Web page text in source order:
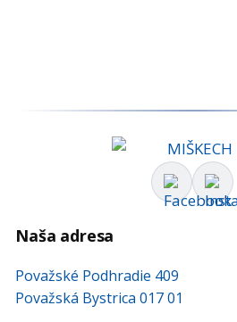
Naša adresa
Považské Podhradie 409
Považská Bystrica 017 01